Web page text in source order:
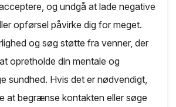
og undgå at lade negative
opførsel påvirke dig for meget.
og søg støtte fra venner, der
opretholde din mentale og
sundhed. Hvis det er nødvendigt,
at begrænse kontakten eller søge